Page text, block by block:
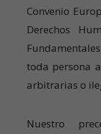
Convenio
Derechos
toda persona
arbitrarias o
Nuestro